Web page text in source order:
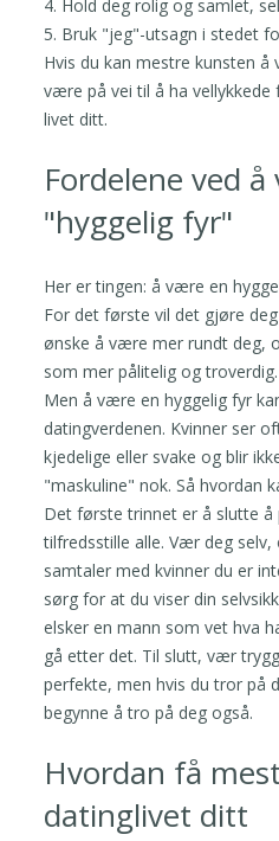
4. Hold deg rolig og samlet,
5. Bruk "jeg"-utsagn i stedet
Hvis du kan mestre kunsten
være på vei til å ha vellykkede
livet ditt.
Fordelene ved
"hyggelig fyr"
Her er tingen: å være en
For det første vil det gjøre
ønske å være mer rundt deg,
som mer pålitelig og troverdig.
Men å være en hyggelig fyr
datingverdenen. Kvinner ser
kjedelige eller svake og blir
"maskuline" nok. Så hvordan
Det første trinnet er å slutte å
tilfredsstille alle. Vær deg
samtaler med kvinner du er
sørg for at du viser din
elsker en mann som vet hva
gå etter det. Til slutt, vær
perfekte, men hvis du tror på
begynne å tro på deg også.
Hvordan få
datinglivet ditt